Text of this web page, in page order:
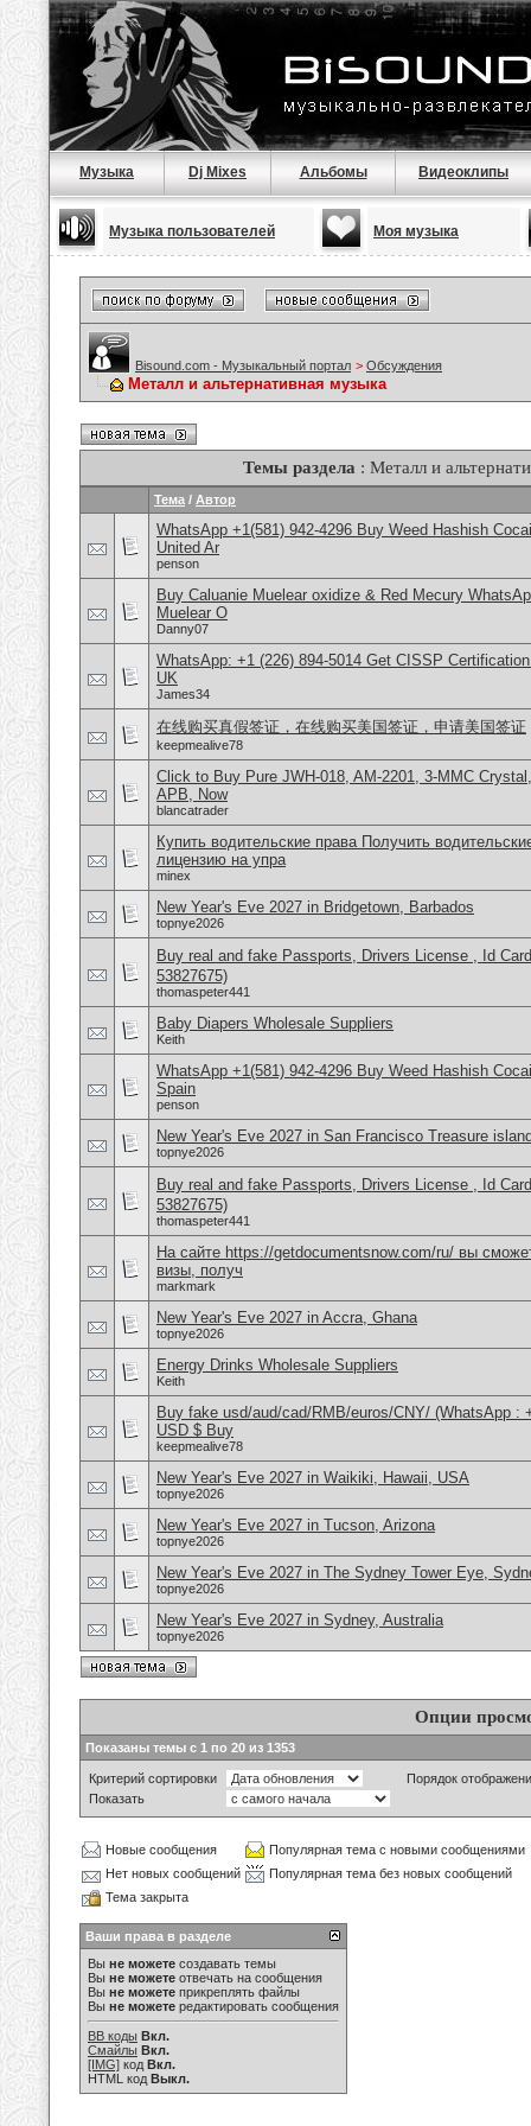
Музыка Dj Mixes Альбомы Видеоклипы
Музыка пользователей Моя музыка
Bisound.com - Музыкальный портал > Обсуждения
Металл и альтернативная музыка
Темы раздела : Металл и
Тема / Автор
WhatsApp +1(581) 942-4296 Buy Weed Hashish
United Ar
penson
Buy Caluanie Muelear oxidize & Red Mecury
Muelear O
Danny07
WhatsApp: +1 (226) 894-5014​ Get CISSP
UK
James34
在线购买真假签证，在线购买美国签证，申请美国签证
keepmealive78
Click to Buy Pure JWH-018, AM-2201, 3-MMC
APB, Now
blancatrader
Купить водительские права Получить
лицензию на упра
minex
New Year's Eve 2027 in Bridgetown, Barbados
topnye2026
Buy real and fake Passports, Drivers License , Id
53827675)
thomaspeter441
Baby Diapers Wholesale Suppliers
Keith
WhatsApp +1(581) 942-4296 Buy Weed Hashish
Spain
penson
New Year's Eve 2027 in San Francisco Treasure
topnye2026
Buy real and fake Passports, Drivers License , Id
53827675)
thomaspeter441
На сайте https://getdocumentsnow.com/ru/ вы
визы, получ
markmark
New Year's Eve 2027 in Accra, Ghana
topnye2026
Energy Drinks Wholesale Suppliers
Keith
Buy fake usd/aud/cad/RMB/euros/CNY/ (WhatsApp :
USD $ Buy
keepmealive78
New Year's Eve 2027 in Waikiki, Hawaii, USA
topnye2026
New Year's Eve 2027 in Tucson, Arizona
topnye2026
New Year's Eve 2027 in The Sydney Tower Eye,
topnye2026
New Year's Eve 2027 in Sydney, Australia
topnye2026
Опции
Показаны темы с 1 по 20 из 1353
Критерий сортировки
Порядок
Показать
Новые сообщения
Популярная тема с новыми сообщениями
Нет новых сообщений
Популярная тема без новых сообщений
Тема закрыта
Ваши права в разделе
Вы не можете создавать темы
Вы не можете отвечать на сообщения
Вы не можете прикреплять файлы
Вы не можете редактировать сообщения
BB коды Вкл.
Смайлы Вкл.
[IMG] код Вкл.
HTML код Выкл.